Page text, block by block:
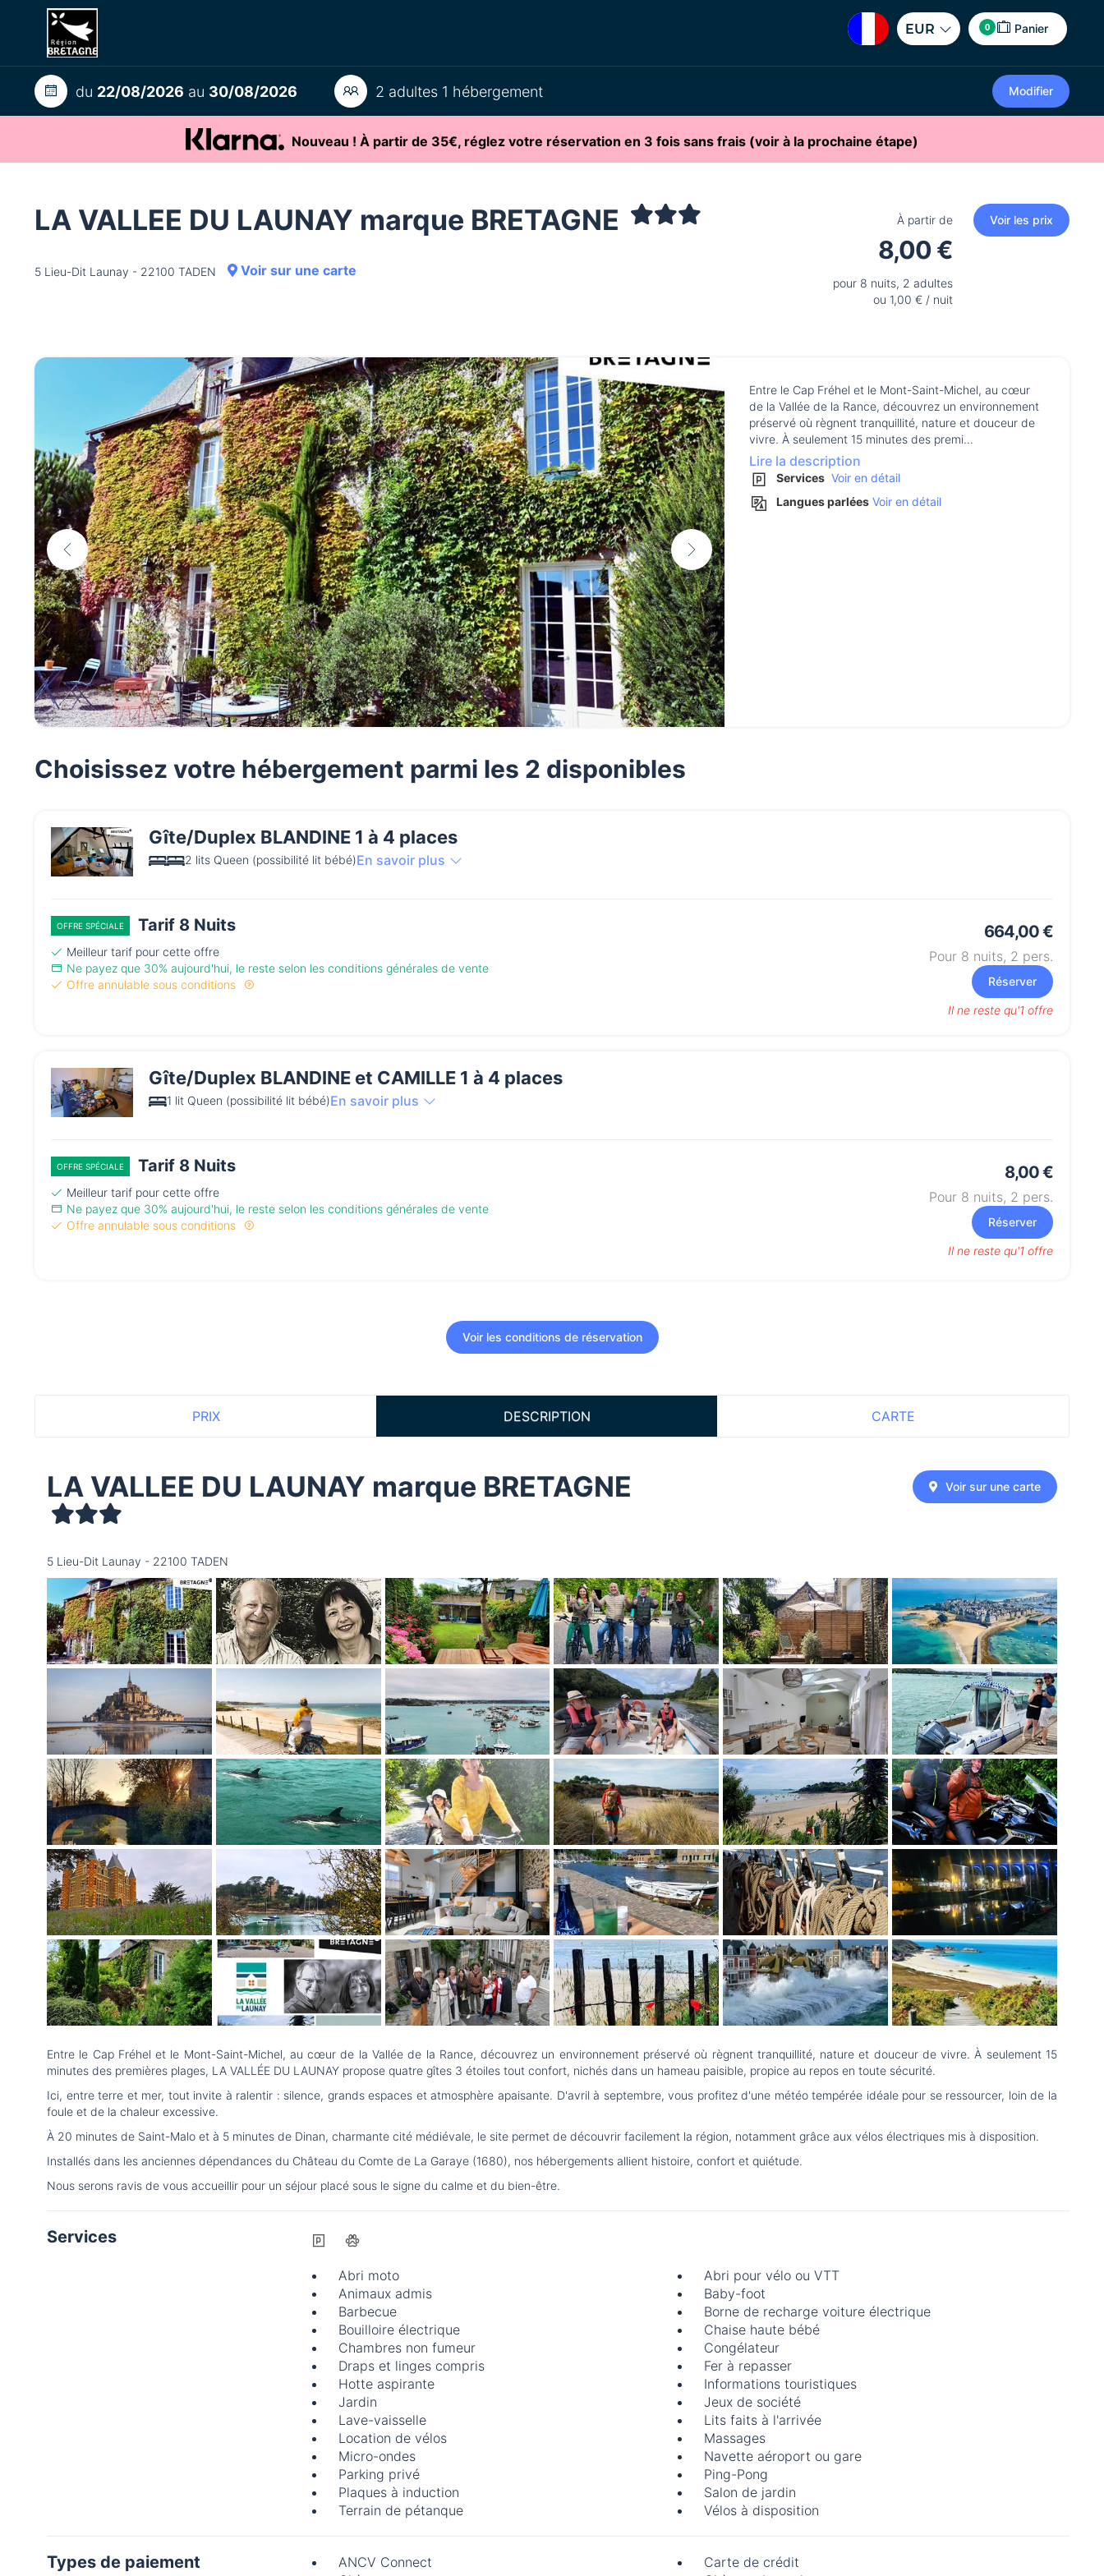
EUR 0 Panier
du 22/08/2026 au 30/08/2026 2 adultes 1 hébergement Modifier
Nouveau ! À partir de 35€, réglez votre réservation en 3 fois sans frais (voir à la prochaine étape)
LA VALLEE DU LAUNAY marque BRETAGNE
5 Lieu-Dit Launay - 22100 TADEN Voir sur une carte
À partir de
8,00 €
pour 8 nuits, 2 adultes
ou 1,00 € / nuit
Voir les prix
Entre le Cap Fréhel et le Mont-Saint-Michel, au cœur
de la Vallée de la Rance, découvrez un environnement
préservé où règnent tranquillité, nature et douceur de
vivre. À seulement 15 minutes des premi...
Lire la description
Services Voir en détail
Langues parlées Voir en détail
Choisissez votre hébergement parmi les 2 disponibles
Gîte/Duplex BLANDINE 1 à 4 places
2 lits Queen (possibilité lit bébé)En savoir plus
OFFRE SPÉCIALE Tarif 8 Nuits
Meilleur tarif pour cette offre
Ne payez que 30% aujourd'hui, le reste selon les conditions générales de vente
Offre annulable sous conditions
664,00 €
Pour 8 nuits, 2 pers.
Réserver
Il ne reste qu'1 offre
Gîte/Duplex BLANDINE et CAMILLE 1 à 4 places
1 lit Queen (possibilité lit bébé)En savoir plus
OFFRE SPÉCIALE Tarif 8 Nuits
Meilleur tarif pour cette offre
Ne payez que 30% aujourd'hui, le reste selon les conditions générales de vente
Offre annulable sous conditions
8,00 €
Pour 8 nuits, 2 pers.
Réserver
Il ne reste qu'1 offre
Voir les conditions de réservation
PRIX DESCRIPTION CARTE
LA VALLEE DU LAUNAY marque BRETAGNE
5 Lieu-Dit Launay - 22100 TADEN
Voir sur une carte
Entre le Cap Fréhel et le Mont-Saint-Michel, au cœur de la Vallée de la Rance, découvrez un environnement préservé où règnent tranquillité, nature et douceur de vivre. À seulement 15
minutes des premières plages, LA VALLÉE DU LAUNAY propose quatre gîtes 3 étoiles tout confort, nichés dans un hameau paisible, propice au repos en toute sécurité.
Ici, entre terre et mer, tout invite à ralentir : silence, grands espaces et atmosphère apaisante. D'avril à septembre, vous profitez d'une météo tempérée idéale pour se ressourcer, loin de la
foule et de la chaleur excessive.
À 20 minutes de Saint-Malo et à 5 minutes de Dinan, charmante cité médiévale, le site permet de découvrir facilement la région, notamment grâce aux vélos électriques mis à disposition.
Installés dans les anciennes dépendances du Château du Comte de La Garaye (1680), nos hébergements allient histoire, confort et quiétude.
Nous serons ravis de vous accueillir pour un séjour placé sous le signe du calme et du bien-être.
Services
Abri moto
Abri pour vélo ou VTT
Animaux admis
Baby-foot
Barbecue
Borne de recharge voiture électrique
Bouilloire électrique
Chaise haute bébé
Chambres non fumeur
Congélateur
Draps et linges compris
Fer à repasser
Hotte aspirante
Informations touristiques
Jardin
Jeux de société
Lave-vaisselle
Lits faits à l'arrivée
Location de vélos
Massages
Micro-ondes
Navette aéroport ou gare
Parking privé
Ping-Pong
Plaques à induction
Salon de jardin
Terrain de pétanque
Vélos à disposition
Types de paiement ANCV Connect
Carte de crédit